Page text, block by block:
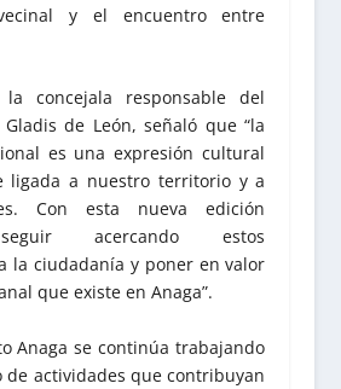
y el encuentro entre
concejala responsable del
de León, señaló que “la
es una expresión cultural
ligada a nuestro territorio y a
Con esta nueva edición
acercando estos
la ciudadanía y poner en valor
que existe en Anaga”.
Anaga se continúa trabajando
de actividades que contribuyan